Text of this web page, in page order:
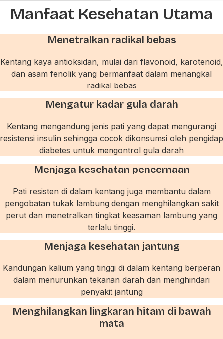
Manfaat Kesehatan Utama
Menetralkan radikal bebas
Kentang kaya antioksidan, mulai dari flavonoid, karotenoid,
dan asam fenolik yang bermanfaat dalam menangkal
radikal bebas
Mengatur kadar gula darah
Kentang mengandung jenis pati yang dapat mengurangi
resistensi insulin sehingga cocok dikonsumsi oleh pengidap
diabetes untuk mengontrol gula darah
Menjaga kesehatan pencernaan
Pati resisten di dalam kentang juga membantu dalam
pengobatan tukak lambung dengan menghilangkan sakit
perut dan menetralkan tingkat keasaman lambung yang
terlalu tinggi.
Menjaga kesehatan jantung
Kandungan kalium yang tinggi di dalam kentang berperan
dalam menurunkan tekanan darah dan menghindari
penyakit jantung
Menghilangkan lingkaran hitam di bawah
mata